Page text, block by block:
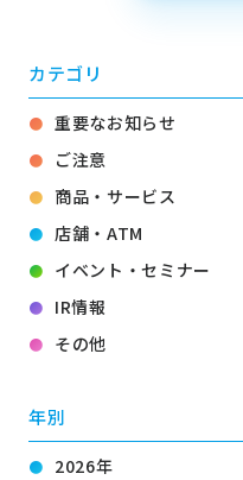
カテゴリ
重要なお知らせ
ご注意
商品・サービス
店舗・ATM
イベント・セミナー
IR情報
その他
年別
2026年